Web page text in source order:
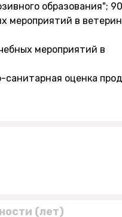
образования";
мероприятий в
мероприятий в
санитарная оценка
(лет)